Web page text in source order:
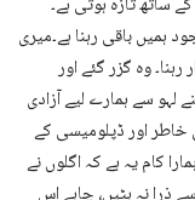
ہمیں باقی رہنا ہے۔میری
وہ گزر گئے اور
لہو سے ہمارے لیے آزادی
خاطر اور ڈپلومیسی کے
کام یہ ہے کہ اگلوں نے